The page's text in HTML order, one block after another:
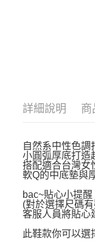
詳細說明 商
自然系中性色調
小圓弧厚底打造
搭配適合台灣女
軟Q的中底墊與
bac~貼心小提
(對於選擇尺碼
客服人員將貼心
此鞋款你可以選